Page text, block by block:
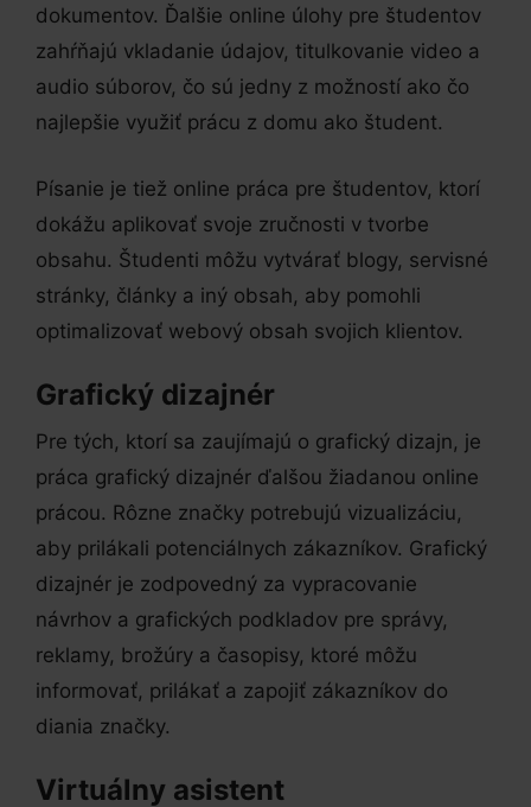
dokumentov. Ďalšie online úlohy pre študentov
zahŕňajú vkladanie údajov, titulkovanie video a
audio súborov, čo sú jedny z možností ako čo
najlepšie využiť prácu z domu ako študent.
Písanie je tiež online práca pre študentov, ktorí
dokážu aplikovať svoje zručnosti v tvorbe
obsahu. Študenti môžu vytvárať blogy, servisné
stránky, články a iný obsah, aby pomohli
optimalizovať webový obsah svojich klientov.
Grafický dizajnér
Pre tých, ktorí sa zaujímajú o grafický dizajn, je
práca grafický dizajnér ďalšou žiadanou online
prácou. Rôzne značky potrebujú vizualizáciu,
aby prilákali potenciálnych zákazníkov. Grafický
dizajnér je zodpovedný za vypracovanie
návrhov a grafických podkladov pre správy,
reklamy, brožúry a časopisy, ktoré môžu
informovať, prilákať a zapojiť zákazníkov do
diania značky.
Virtuálny asistent